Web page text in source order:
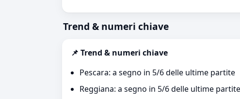
Trend & numeri chiave
📌 Trend & numeri chiave
Pescara: a segno in 5/6 delle ultime partite
Reggiana: a segno in 5/6 delle ultime partite